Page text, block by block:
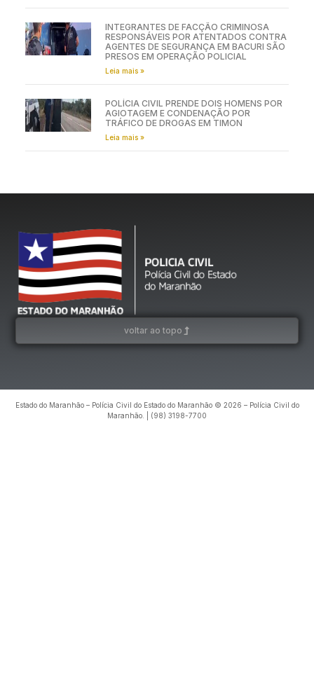
INTEGRANTES DE FACÇÃO CRIMINOSA
RESPONSÁVEIS POR ATENTADOS CONTRA
AGENTES DE SEGURANÇA EM BACURI SÃO
PRESOS EM OPERAÇÃO POLICIAL
Leia mais »
POLÍCIA CIVIL PRENDE DOIS HOMENS POR
AGIOTAGEM E CONDENAÇÃO POR
TRÁFICO DE DROGAS EM TIMON
Leia mais »
voltar ao topo
Estado do Maranhão – Polícia Civil do Estado do Maranhão © 2026 – Polícia Civil do
Maranhão. | (98) 3198-7700